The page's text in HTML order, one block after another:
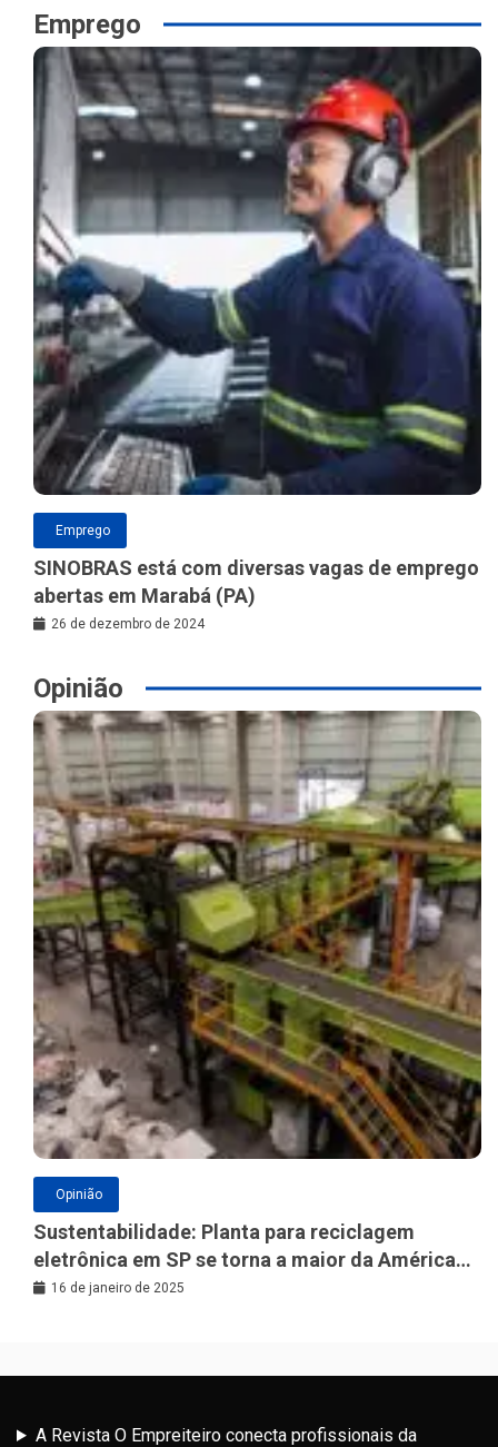
Emprego
Emprego
SINOBRAS está com diversas vagas de emprego
abertas em Marabá (PA)
26 de dezembro de 2024
Opinião
Opinião
Sustentabilidade: Planta para reciclagem
eletrônica em SP se torna a maior da América
Latina
16 de janeiro de 2025
A Revista O Empreiteiro conecta profissionais da